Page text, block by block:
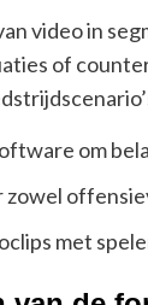
video in
of
om
zowel
met